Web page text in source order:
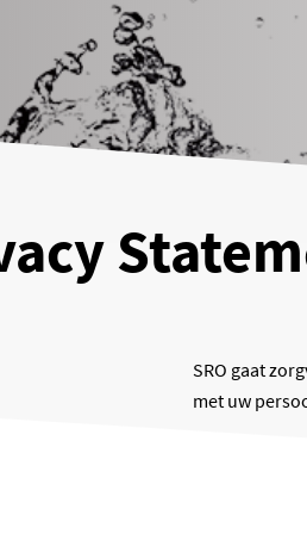
SRO gaat
met uw